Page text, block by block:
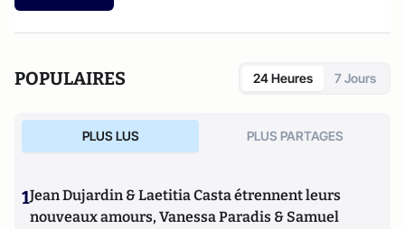
POPULAIRES 24 Heures 7 Jours
PLUS LUS PLUS PARTAGES
1Jean Dujardin & Laetitia Casta étrennent leurs
nouveaux amours, Vanessa Paradis & Samuel